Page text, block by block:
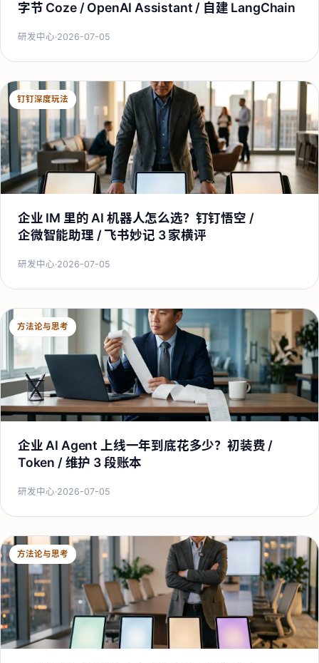
字节 Coze / OpenAI Assistant / 自建 LangChain
研发中心·2026-07-05
钉钉深度玩法
企业 IM 里的 AI 机器人怎么选？钉钉悟空 /
企微智能助理 / 飞书妙记 3 家横评
研发中心·2026-07-05
方法论与思考
企业 AI Agent 上线一年到底花多少？初装费 /
Token / 维护 3 段账本
研发中心·2026-07-05
方法论与思考